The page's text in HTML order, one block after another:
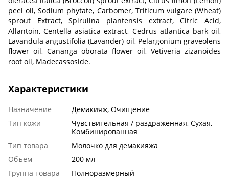
peel oil, Sodium phytate, Carbomer, Triticum vulgare (Wheat)
sprout Extract, Spirulina plantensis extract, Citric Acid,
Allantoin, Centella asiatica extract, Cedrus atlantica bark oil,
Lavandula angustifolia (Lavander) oil, Pelargonium graveolens
flower oil, Cananga oborata flower oil, Vetiveria zizanoides
root oil, Madecassoside.
Характеристики
Назначение
Демакияж, Очищение
Тип кожи
Чувствительная / раздраженная, Сухая,
Комбинированная
Тип товара
Молочко для демакияжа
Объем
200 мл
Группа товара
Полноразмерный